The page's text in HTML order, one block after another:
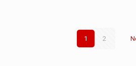
1 2